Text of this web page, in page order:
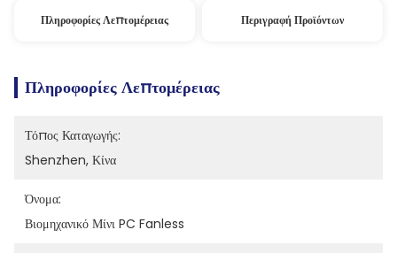
Πληροφορίες Λεπτομέρειας Περιγραφή Προϊόντων
Πληροφορίες Λεπτομέρειας
Τόπος Καταγωγής:
Shenzhen, Κίνα
Όνομα:
Βιομηχανικό Μίνι PC Fanless